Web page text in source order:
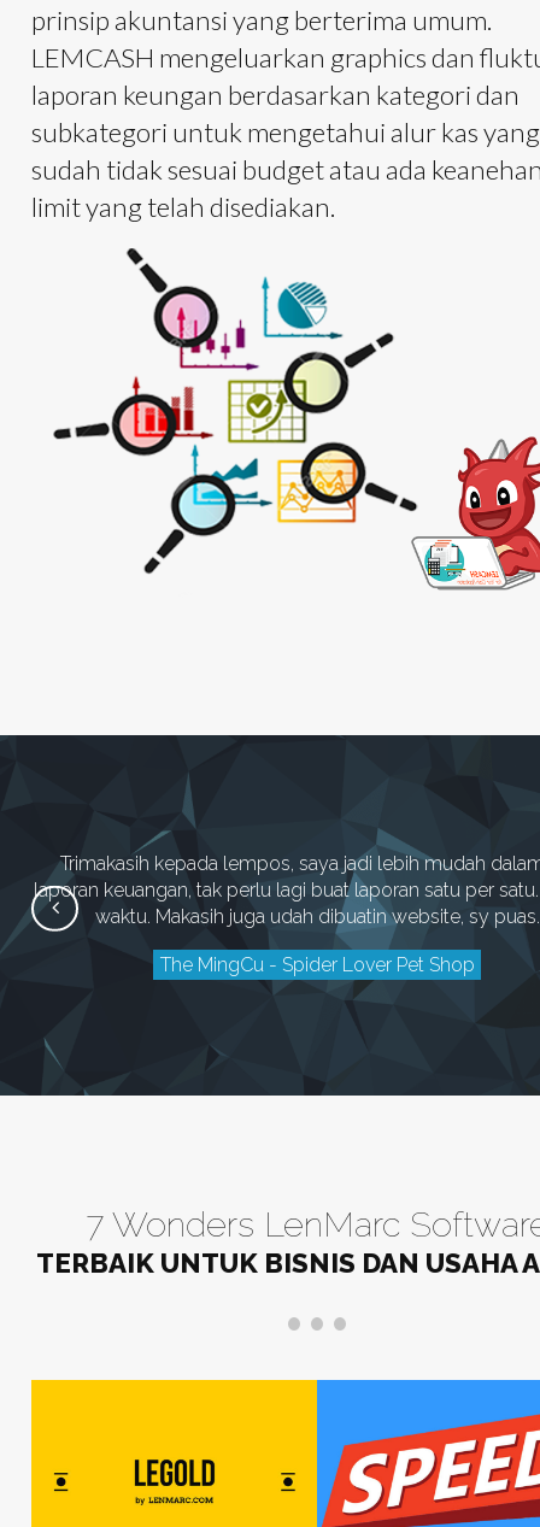
prinsip akuntansi yang berterima umum.
LEMCASH mengeluarkan graphics dan
laporan keungan berdasarkan kategori dan
subkategori untuk mengetahui alur kas yang
sudah tidak sesuai budget atau ada
limit yang telah disediakan.
Trimakasih kepada lempos, saya jadi lebih mudah
laporan keuangan, tak perlu lagi buat laporan satu per
waktu. Makasih juga udah dibuatin website, sy puas.
The MingCu - Spider Lover Pet Shop
7 Wonders LenMarc
TERBAIK UNTUK BISNIS DAN USAHA